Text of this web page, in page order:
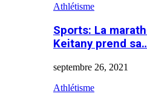
Athlétisme
Sports: La
Keitany prend
septembre 26, 2021
Athlétisme